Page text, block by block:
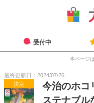
受付中
本ページ
最終更新日：2024/07/26
決定
今治のホコ
ステナブル